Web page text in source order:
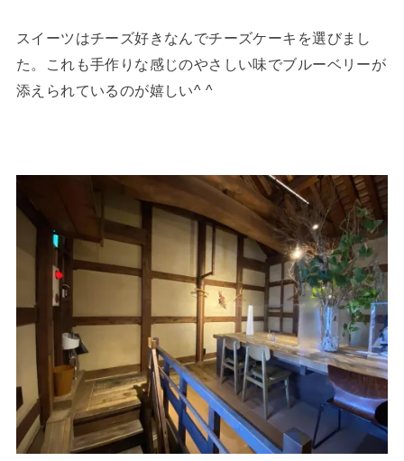
スイーツはチーズ好きなんでチーズケーキを選びまし
た。これも手作りな感じのやさしい味でブルーベリーが
添えられているのが嬉しい^ ^